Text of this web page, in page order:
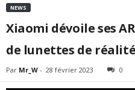
NEWS
Xiaomi dévoile ses
de lunettes de
Par Mr_W - 28 février 2023 0